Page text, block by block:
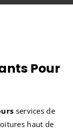
Pour
services de
haut de